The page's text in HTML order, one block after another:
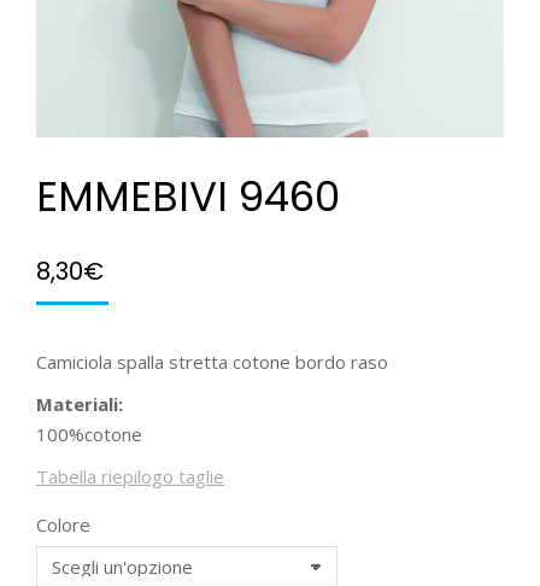
EMMEBIVI 9460
8,30€
Camiciola spalla stretta cotone bordo raso
Materiali:
100%cotone
Tabella riepilogo taglie
Colore